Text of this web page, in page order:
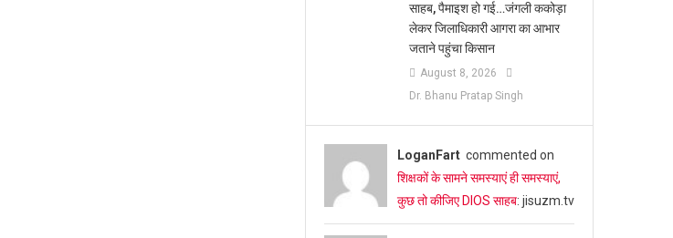
साहब, पैमाइश हो गई…जंगली ककोड़ा
लेकर जिलाधिकारी आगरा का आभार
जताने पहुंचा किसान
August 8, 2026
Dr. Bhanu Pratap Singh
LoganFartcommented on
शिक्षकों के सामने समस्याएं ही समस्याएं,
कुछ तो कीजिए DIOS साहब: jisuzm.tv